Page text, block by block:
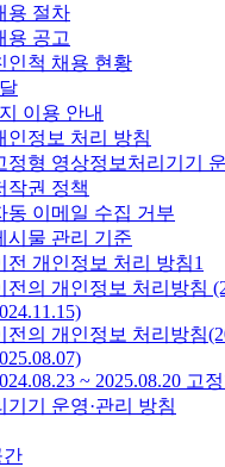
용 절차
용 공고
인척 채용 현황
이용 안내
인정보 처리 방침
정형 영상정보처리기기
작권 정책
동 이메일 수집 거부
시물 관리 기준
전 개인정보 처리 방침1
전의 개인정보 처리방침
전의 개인정보 처리방침
~ 2025.08.20 고
기기 운영·관리 방침
간